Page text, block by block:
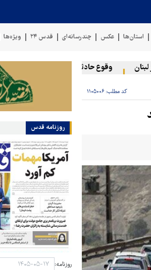
استان‌ها عکس چندرسانه‌ای قدس ۲۴ ویژه‌ها
وقوع حادثه دریایی در سواحل عمان
کد مطلب: ۱۱۰۵۰۰۶
روزنامه قدس
روزنامه: